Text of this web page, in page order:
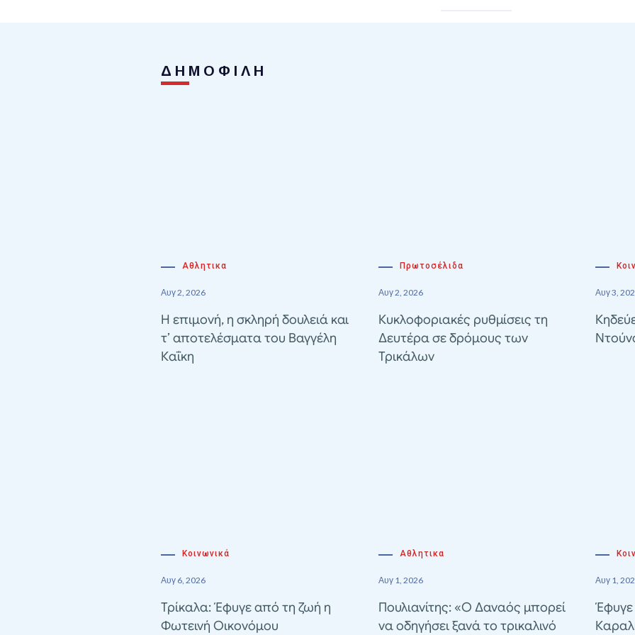
ΔΗΜΟΦΙΛΗ
Αθλητικα
Αυγ 2, 2026
Η επιμονή, η σκληρή δουλειά και
τ’ αποτελέσματα του Βαγγέλη
Καΐκη
Πρωτοσέλιδα
Αυγ 2, 2026
Κυκλοφοριακές ρυθμίσεις τη
Δευτέρα σε δρόμους των
Τρικάλων
Αυγ 3,
Κοινωνικά
Αυγ 6, 2026
Τρίκαλα: Έφυγε από τη ζωή η
Φωτεινή Οικονόμου
Αθλητικα
Αυγ 1, 2026
Πουλιανίτης: «Ο Δαναός μπορεί
να οδηγήσει ξανά το τρικαλινό
Αυγ 1,